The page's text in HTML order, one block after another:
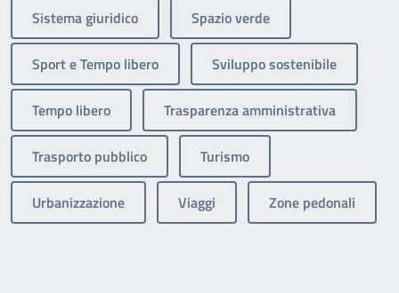
Sistema giuridico Spazio verde
Sport e Tempo libero Sviluppo sostenibile
Tempo libero Trasparenza amministrativa
Trasporto pubblico Turismo
Urbanizzazione Viaggi Zone pedonali